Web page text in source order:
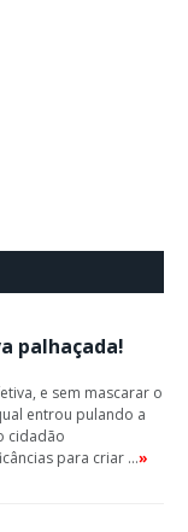
palhaçada!
e sem mascarar o
entrou pulando a
cidadão
para criar …»